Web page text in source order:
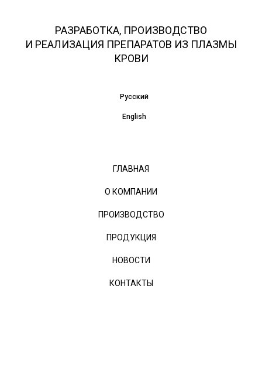
РАЗРАБОТКА, ПРОИЗВОДСТВО
И РЕАЛИЗАЦИЯ ПРЕПАРАТОВ ИЗ ПЛАЗМЫ
КРОВИ
Русский
English
ГЛАВНАЯ
О КОМПАНИИ
ПРОИЗВОДСТВО
ПРОДУКЦИЯ
НОВОСТИ
КОНТАКТЫ